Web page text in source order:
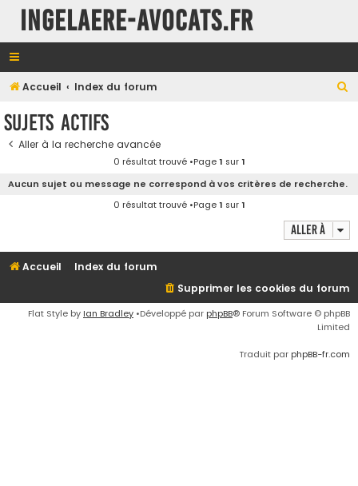
INGELAERE-AVOCATS.FR
Accueil Index du forum
e
Sujets actifs
Aller à la recherche avancée
0 résultat trouvé •Page1 sur1
Aucun sujet ou message ne correspond à vos critères de recherche.
0 résultat trouvé •Page1 sur1
Aller à
Accueil
Index du forum
Supprimer les cookies du forum
Flat Style by Ian Bradley •Développé par phpBB® Forum Software © phpBB
Limited
Traduit par phpBB-fr.com